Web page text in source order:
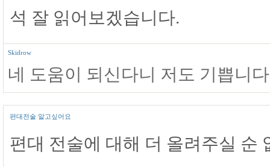
석 잘 읽어보겠습니다.
Skidrow
네 도움이 되신다니 저도 기쁩니
편대전술 알고싶어요
편대 전술에 대해 더 올려주실 순